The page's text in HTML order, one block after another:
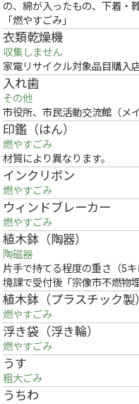
の、綿が入ったもの、下着・
「燃やすごみ」
衣類乾燥機
収集しません
家電リサイクル対象品目購入
入れ歯
その他
市役所、市民活動交流館（メ
印鑑（はん）
燃やすごみ
材質により異なります。
インクリボン
燃やすごみ
ウィンドブレーカー
燃やすごみ
植木鉢（陶器）
陶磁器
片手で持てる程度の重さ（5
境課で受付後「宗像市不燃物
植木鉢（プラスチック製
燃やすごみ
浮き袋（浮き輪）
燃やすごみ
うす
粗大ごみ
うちわ